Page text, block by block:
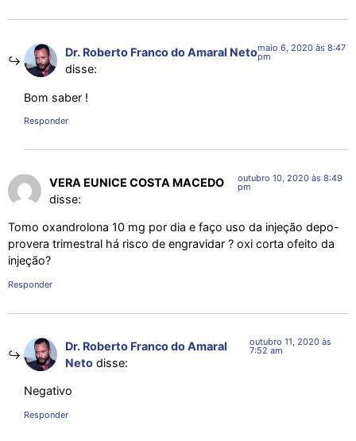
Dr. Roberto Franco do Amaral Neto
disse:
maio 6, 2020 às 8:47
pm
Bom saber !
Responder
VERA EUNICE COSTA MACEDO
disse:
outubro 10, 2020 às 8:49
pm
Tomo oxandrolona 10 mg por dia e faço uso da injeção depo-
provera trimestral há risco de engravidar ? oxi corta ofeito da
injeção?
Responder
Dr. Roberto Franco do Amaral
Neto disse:
outubro 11, 2020 às
7:52 am
Negativo
Responder